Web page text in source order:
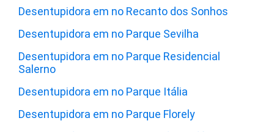
Desentupidora em no Recanto dos Sonhos
Desentupidora em no Parque Sevilha
Desentupidora em no Parque Residencial
Salerno
Desentupidora em no Parque Itália
Desentupidora em no Parque Florely